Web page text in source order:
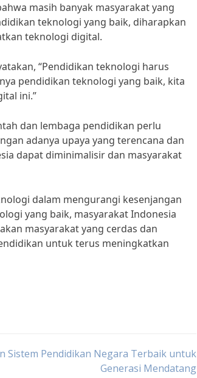
masih banyak masyarakat yang
teknologi yang baik, diharapkan
teknologi digital.
“Pendidikan teknologi harus
pendidikan teknologi yang baik, kita
ini.”
dan lembaga pendidikan perlu
adanya upaya yang terencana dan
dapat diminimalisir dan masyarakat
dalam mengurangi kesenjangan
yang baik, masyarakat Indonesia
masyarakat yang cerdas dan
untuk terus meningkatkan
Sistem Pendidikan Negara Terbaik untuk
Generasi Mendatang